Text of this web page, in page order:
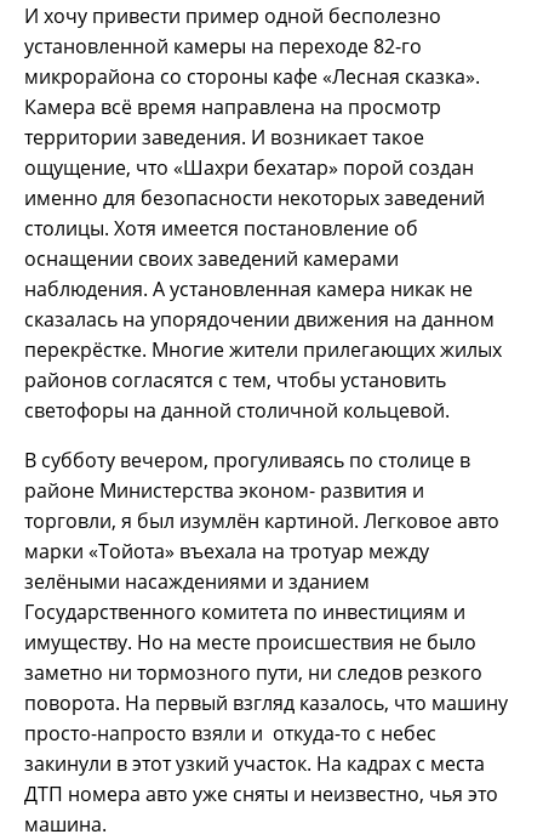
И хочу привести пример одной бесполезно
установленной камеры на переходе 82-го
микрорайона со стороны кафе «Лесная сказка».
Камера всё время направлена на просмотр
территории заведения. И возникает такое
ощущение, что «Шахри бехатар» порой создан
именно для безопасности некоторых заведений
столицы. Хотя имеется постановление об
оснащении своих заведений камерами
наблюдения. А установленная камера никак не
сказалась на упорядочении движения на данном
перекрёстке. Многие жители прилегающих жилых
районов согласятся с тем, чтобы установить
светофоры на данной столичной кольцевой.
В субботу вечером, прогуливаясь по столице в
районе Министерства эконом- развития и
торговли, я был изумлён картиной. Легковое авто
марки «Тойота» въехала на тротуар между
зелёными насаждениями и зданием
Государственного комитета по инвестициям и
имуществу. Но на месте происшествия не было
заметно ни тормозного пути, ни следов резкого
поворота. На первый взгляд казалось, что машину
просто-напросто взяли и откуда-то с небес
закинули в этот узкий участок. На кадрах с места
ДТП номера авто уже сняты и неизвестно, чья это
машина.